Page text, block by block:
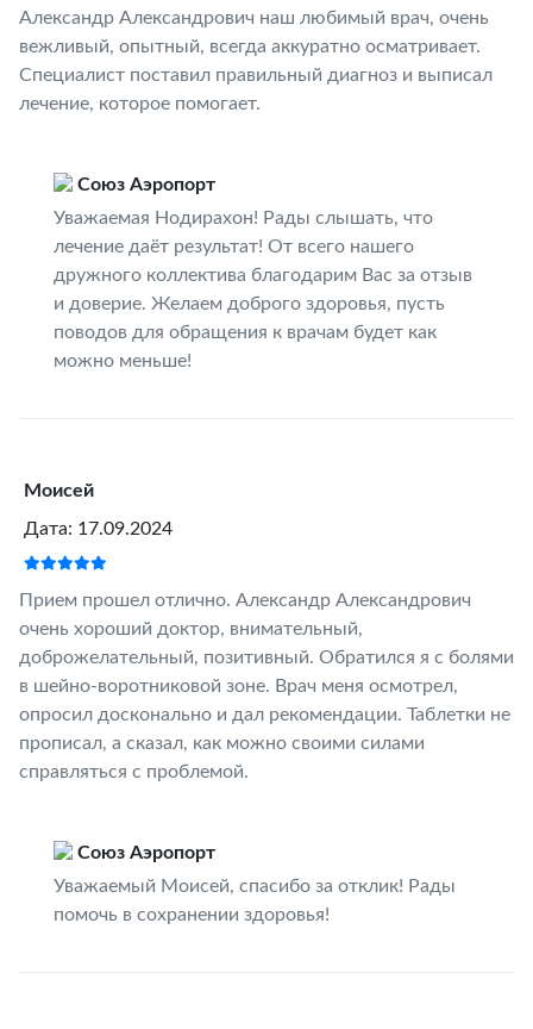
Александр Александрович наш любимый врач, очень
вежливый, опытный, всегда аккуратно осматривает.
Специалист поставил правильный диагноз и выписал
лечение, которое помогает.
Союз Аэропорт
Уважаемая Нодирахон! Рады слышать, что
лечение даёт результат! От всего нашего
дружного коллектива благодарим Вас за отзыв
и доверие. Желаем доброго здоровья, пусть
поводов для обращения к врачам будет как
можно меньше!
Моисей
Дата: 17.09.2024
Прием прошел отлично. Александр Александрович
очень хороший доктор, внимательный,
доброжелательный, позитивный. Обратился я с болями
в шейно-воротниковой зоне. Врач меня осмотрел,
опросил досконально и дал рекомендации. Таблетки не
прописал, а сказал, как можно своими силами
справляться с проблемой.
Союз Аэропорт
Уважаемый Моисей, спасибо за отклик! Рады
помочь в сохранении здоровья!